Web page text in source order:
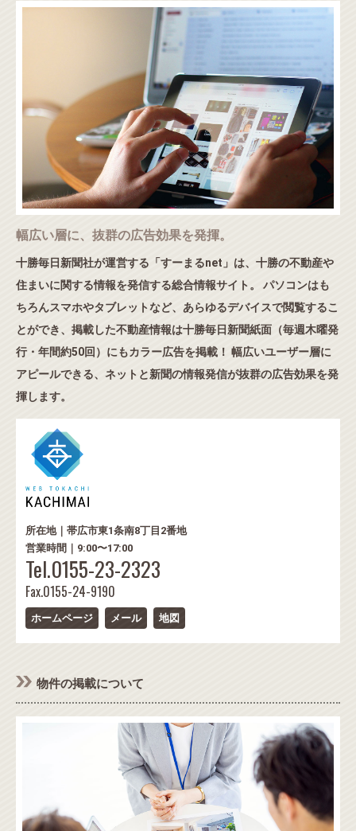
幅広い層に、抜群の広告効果を発揮。
十勝毎日新聞社が運営する「すーまるnet」は、十勝の不動産や
住まいに関する情報を発信する総合情報サイト。 パソコンはも
ちろんスマホやタブレットなど、あらゆるデバイスで閲覧するこ
とができ、掲載した不動産情報は十勝毎日新聞紙面（毎週木曜発
行・年間約50回）にもカラー広告を掲載！ 幅広いユーザー層に
アピールできる、ネットと新聞の情報発信が抜群の広告効果を発
揮します。
所在地｜帯広市東1条南8丁目2番地
営業時間｜9:00〜17:00
Tel.0155-23-2323
Fax.0155-24-9190
ホームページ メール 地図
物件の掲載について